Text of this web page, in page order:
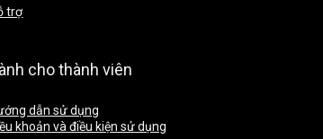
trợ
cho thành viên
dẫn sử dụng
khoản và điều kiện sử dụng